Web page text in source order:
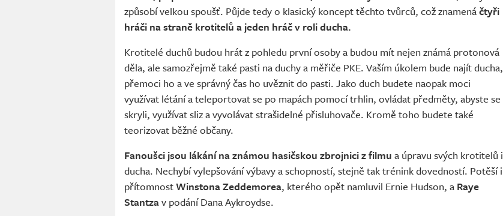
způsobí velkou spoušť. Půjde tedy o klasický koncept těchto tvůrců, což znamenáčtyři
hráči na straně krotitelů a jeden hráč v roli ducha.
Krotitelé duchů budou hrát z pohledu první osoby a budou mít nejen známá protonová
děla, ale samozřejmě také pasti na duchy a měřiče PKE. Vaším úkolem bude najít ducha,
přemoci ho a ve správný čas ho uvěznit do pasti. Jako duch budete naopak moci
využívat létání a teleportovat se po mapách pomocí trhlin, ovládat předměty, abyste se
skryli, využívat sliz a vyvolávat strašidelné přisluhovače. Kromě toho budete také
teorizovat běžné občany.
Fanoušci jsou lákání na známou hasičskou zbrojnici z filmu a úpravu svých krotitelů i
ducha. Nechybí vylepšování výbavy a schopností, stejně tak trénink dovedností. Potěší i
přítomnostWinstona Zeddemorea, kterého opět namluvil Ernie Hudson, a Raye
Stantzav podání Dana Aykroydse.